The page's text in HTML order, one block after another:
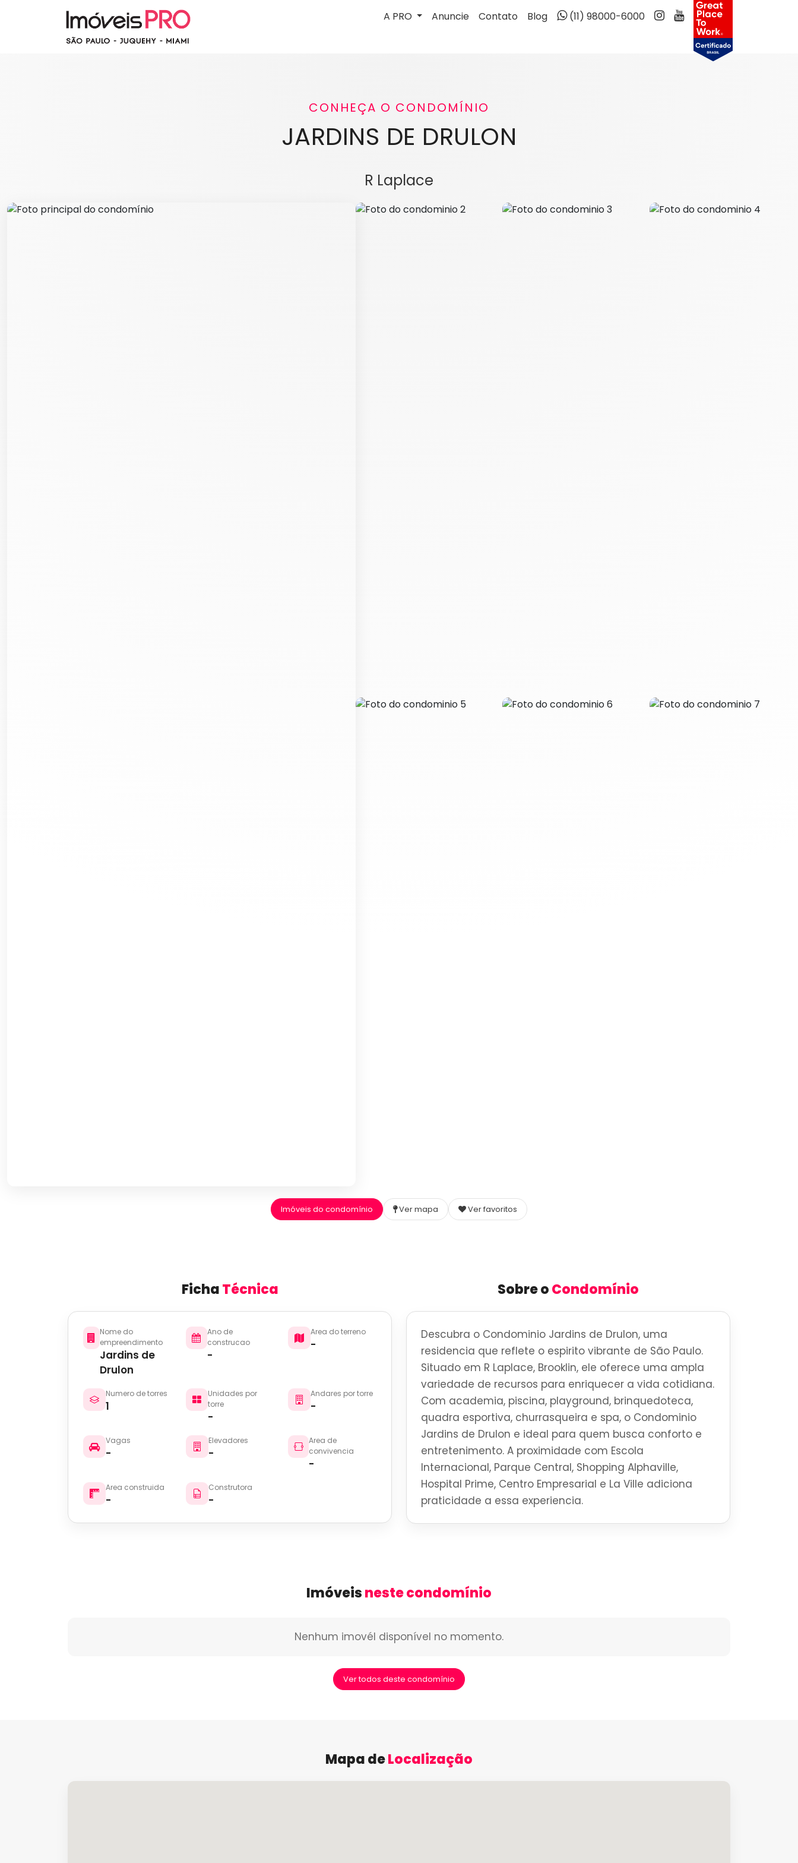
A PRO Anuncie Contato Blog (11) 98000-6000
CONHEÇA O CONDOMÍNIO
JARDINS DE DRULON
R Laplace
Imóveis do condomínio Ver mapa Ver favoritos
FichaTécnica
Nome do
empreendimento
Jardins de
Drulon
Ano de
construcao
-
Area do terreno
-
Numero de torres
1
Unidades por
torre
-
Andares por torre
-
Vagas
-
Elevadores
-
Area de
convivencia
-
Area construida
-
Construtora
-
Sobre oCondomínio
Descubra o Condominio Jardins de Drulon, uma
residencia que reflete o espirito vibrante de São Paulo.
Situado em R Laplace, Brooklin, ele oferece uma ampla
variedade de recursos para enriquecer a vida cotidiana.
Com academia, piscina, playground, brinquedoteca,
quadra esportiva, churrasqueira e spa, o Condominio
Jardins de Drulon e ideal para quem busca conforto e
entretenimento. A proximidade com Escola
Internacional, Parque Central, Shopping Alphaville,
Hospital Prime, Centro Empresarial e La Ville adiciona
praticidade a essa experiencia.
Imóveisneste condomínio
Nenhum imovél disponível no momento.
Ver todos deste condomínio
Mapa deLocalização